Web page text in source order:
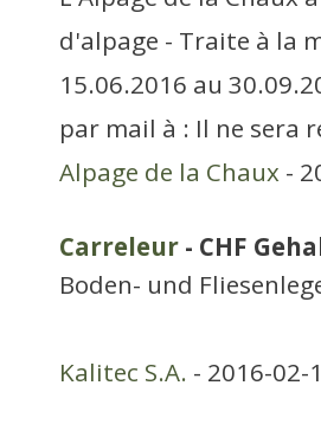
d'alpage - Traite à la
15.06.2016 au
par mail à : Il ne sera
Alpage de la Chaux -
Carreleur - CHF
Boden- und
Kalitec S.A. - 2016-02-